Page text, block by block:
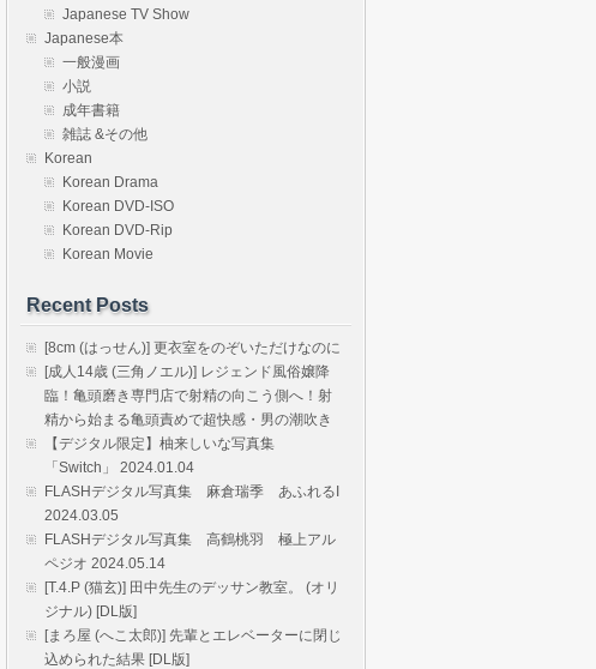
Japanese TV Show
Japanese本
一般漫画
小説
成年書籍
雑誌 &その他
Korean
Korean Drama
Korean DVD-ISO
Korean DVD-Rip
Korean Movie
Recent Posts
[8cm (はっせん)] 更衣室をのぞいただけなのに
[成人14歳 (三角ノエル)] レジェンド風俗嬢降
臨！亀頭磨き専門店で射精の向こう側へ！射
精から始まる亀頭責めで超快感・男の潮吹き
【デジタル限定】柚来しいな写真集
「Switch」 2024.01.04
FLASHデジタル写真集 麻倉瑞季 あふれるI
2024.03.05
FLASHデジタル写真集 高鶴桃羽 極上アル
ペジオ 2024.05.14
[T.4.P (猫玄)] 田中先生のデッサン教室。 (オリ
ジナル) [DL版]
[まろ屋 (へこ太郎)] 先輩とエレベーターに閉じ
込められた結果 [DL版]